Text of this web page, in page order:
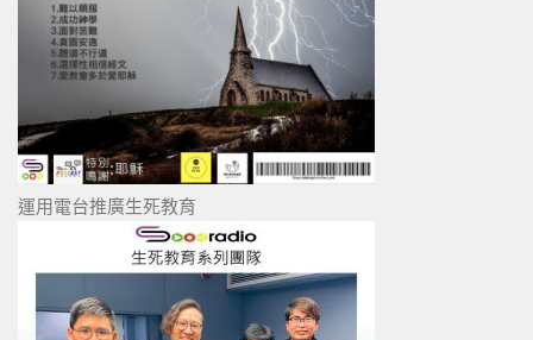
運用電台推廣生死教育